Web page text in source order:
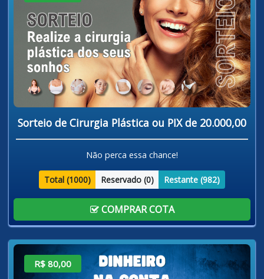
Sorteio de Cirurgia Plástica ou PIX de 20.000,00
Não perca essa chance!
Total (1000) Reservado (0) Restante (982)
COMPRAR COTA
R$ 80,00